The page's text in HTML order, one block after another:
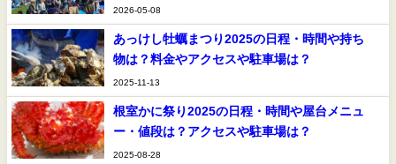
2026-05-08
あっけし牡蠣まつり2025の日程・時間や持ち
物は？料金やアクセスや駐車場は？
2025-11-13
根室かに祭り2025の日程・時間や屋台メニュ
ー・値段は？アクセスや駐車場は？
2025-08-28